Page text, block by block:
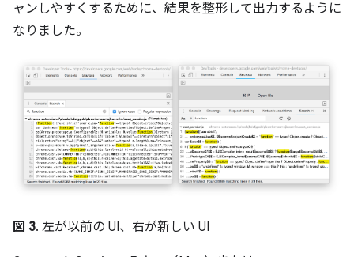
ャンしやすくするために、結果を整形して出力するように
なりました。
図 3. 左が以前の UI、右が新しい UI